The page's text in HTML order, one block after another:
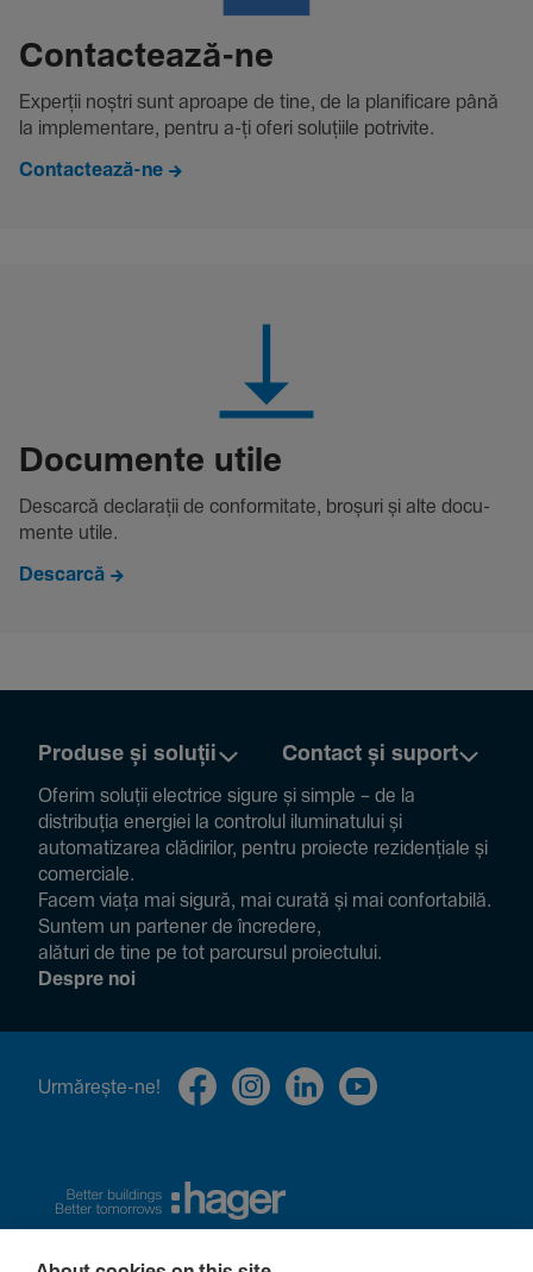
Contac­tează-ne
Experții noștri sunt aproape de tine, de la plani­fi­care până
la imple­men­tare, pentru a-ți oferi solu­țiile potri­vite.
Contactează-ne
Docu­mente utile
Descarcă decla­rații de conformitate, broșuri și alte docu­
mente utile.
Descarcă
Produse și soluții Contact și suport
Oferim soluții electrice sigure și simple – de la
distribuția energiei la controlul ilumi­na­tului și
auto­ma­ti­zarea clădi­rilor, pentru proiecte rezi­den­țiale și
comer­ciale.
Facem viața mai sigură, mai curată și mai confor­ta­bilă.
Suntem un partener de încre­dere,
alături de tine pe tot parcursul proiec­tului.
Despre noi
Urmă­rește-ne!